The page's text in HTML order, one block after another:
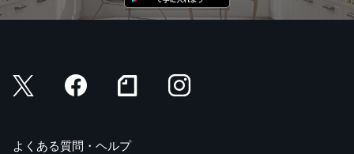
よくある質問・ヘルプ